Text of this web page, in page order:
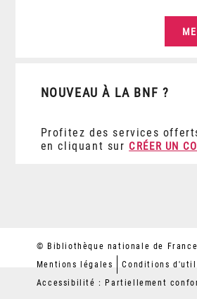
NOUVEAU À LA BNF ?
Profitez des services
en cliquant sur CRÉER UN
© Bibliothèque nationale de
Mentions légales
Conditions
Accessibilité : Partiellement